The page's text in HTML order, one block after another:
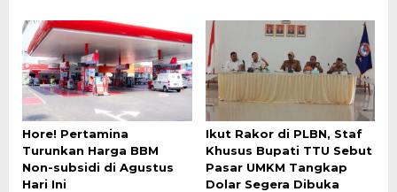
Hore! Pertamina
Turunkan Harga BBM
Non-subsidi di Agustus
Hari Ini
Ikut Rakor di PLBN, Staf
Khusus Bupati TTU Sebut
Pasar UMKM Tangkap
Dolar Segera Dibuka